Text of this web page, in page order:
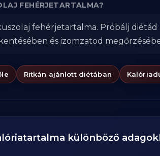
FEHÉRJETARTALMA?
fehérjetartalma. Próbálj
és izomzatod
Ritkán ajánlott diétában
különböző